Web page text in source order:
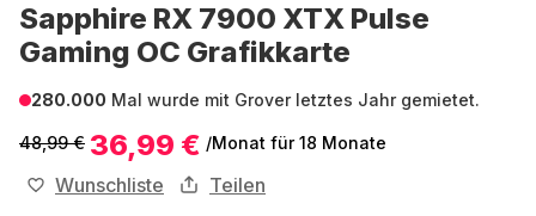
Sapphire RX 7900 XTX Pulse
Gaming OC Grafikkarte
280.000 Mal wurde mit Grover letztes Jahr gemietet.
48,99 € 36,99 € /Monat für 18 Monate
Wunschliste Teilen